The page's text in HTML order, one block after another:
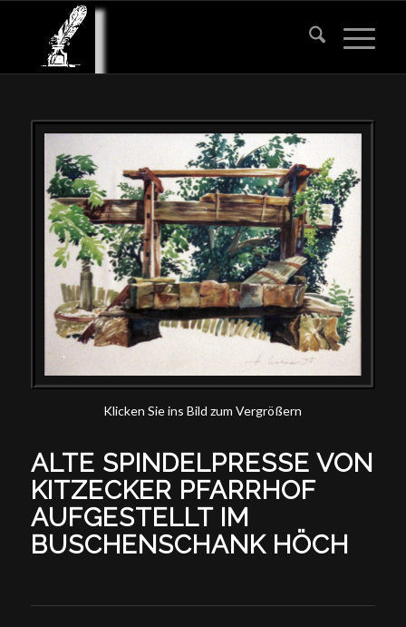
Klicken Sie ins Bild zum Vergrößern
ALTE SPINDELPRESSE VON
KITZECKER PFARRHOF
AUFGESTELLT IM
BUSCHENSCHANK HÖCH